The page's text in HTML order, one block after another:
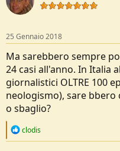
25 Gennaio 2018
Ma sarebbero sempre
24 casi all'anno. In Italia
giornalistici OLTRE 100
neologismo), sare bbero
o sbaglio?
R
clodis